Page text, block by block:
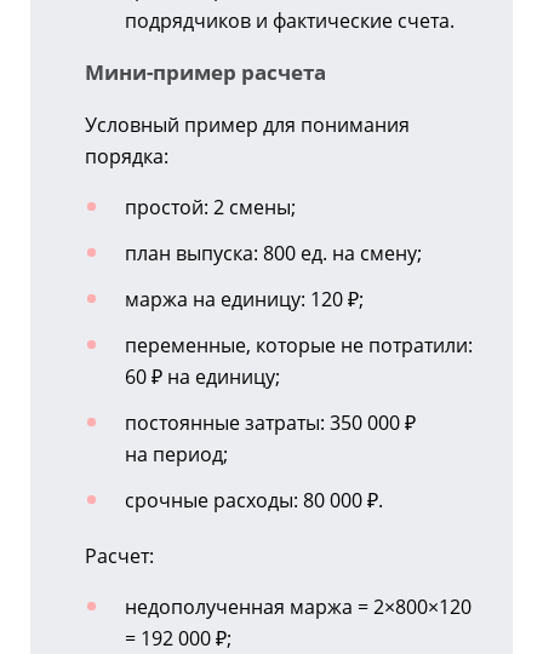
подрядчиков и фактические счета.
Мини-пример расчета
Условный пример для понимания
порядка:
простой: 2 смены;
план выпуска: 800 ед. на смену;
маржа на единицу: 120 ₽;
переменные, которые не потратили:
60 ₽ на единицу;
постоянные затраты: 350 000 ₽
на период;
срочные расходы: 80 000 ₽.
Расчет:
недополученная маржа = 2×800×120
= 192 000 ₽;